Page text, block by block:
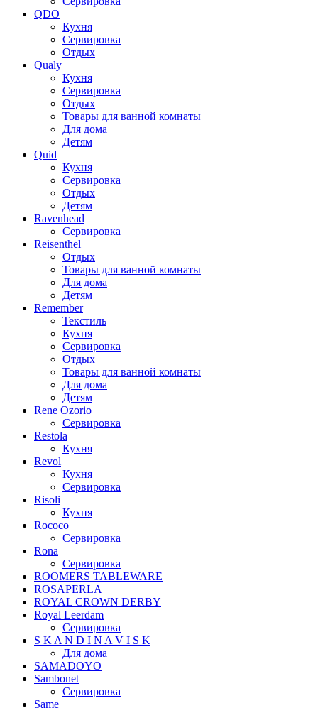
QDO
Кухня
Сервировка
Отдых
Qualy
Кухня
Сервировка
Отдых
Товары для ванной комнаты
Для дома
Детям
Quid
Кухня
Сервировка
Отдых
Детям
Ravenhead
Сервировка
Reisenthel
Отдых
Товары для ванной комнаты
Для дома
Детям
Remember
Текстиль
Кухня
Сервировка
Отдых
Товары для ванной комнаты
Для дома
Детям
Rene Ozorio
Сервировка
Restola
Кухня
Revol
Кухня
Сервировка
Risoli
Кухня
Rococo
Сервировка
Rona
Сервировка
ROOMERS TABLEWARE
ROSAPERLA
ROYAL CROWN DERBY
Royal Leerdam
Сервировка
S K A N D I N A V I S K
Для дома
SAMADOYO
Sambonet
Сервировка
Same